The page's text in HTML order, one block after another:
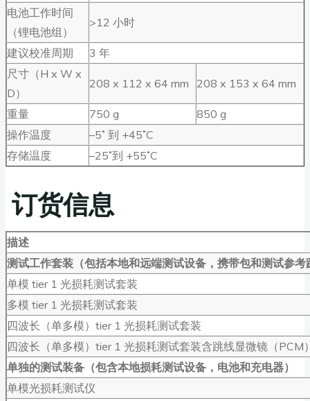
电池工作时间
（锂电池组）
>12 小时
建议校准周期
3 年
尺寸（H x W x
D）
208 x 112 x 64 mm 208 x 153 x 64 mm
重量 750 g
850 g
操作温度
–5˚ 到 +45˚C
存储温度
–25˚到 +55˚C
订货信息
描述
测试工作套装（包括本地和远端测试设备，携带包和测试参考
单模 tier 1 光损耗测试套装
多模 tier 1 光损耗测试套装
四波长（单多模）tier 1 光损耗测试套装
四波长（单多模）tier 1 光损耗测试套装含跳线显微镜（PCM
单独的测试装备（包含本地损耗测试设备，电池和充电器）
单模光损耗测试仪